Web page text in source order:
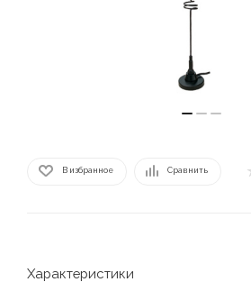
В избранное Сравнить
Характеристики